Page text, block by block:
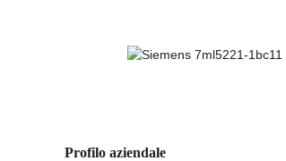
Profilo aziendale